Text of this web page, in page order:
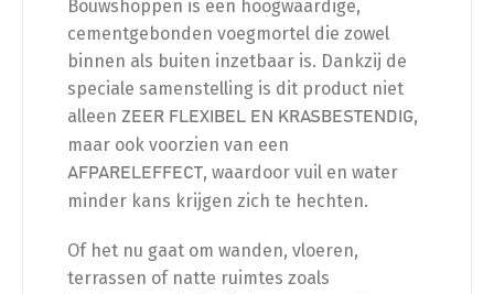
Bouwshoppen is een hoogwaardige,
cementgebonden voegmortel die zowel
binnen als buiten inzetbaar is. Dankzij de
speciale samenstelling is dit product niet
alleen ZEER FLEXIBEL EN KRASBESTENDIG,
maar ook voorzien van een
AFPARELEFFECT, waardoor vuil en water
minder kans krijgen zich te hechten.
Of het nu gaat om wanden, vloeren,
terrassen of natte ruimtes zoals